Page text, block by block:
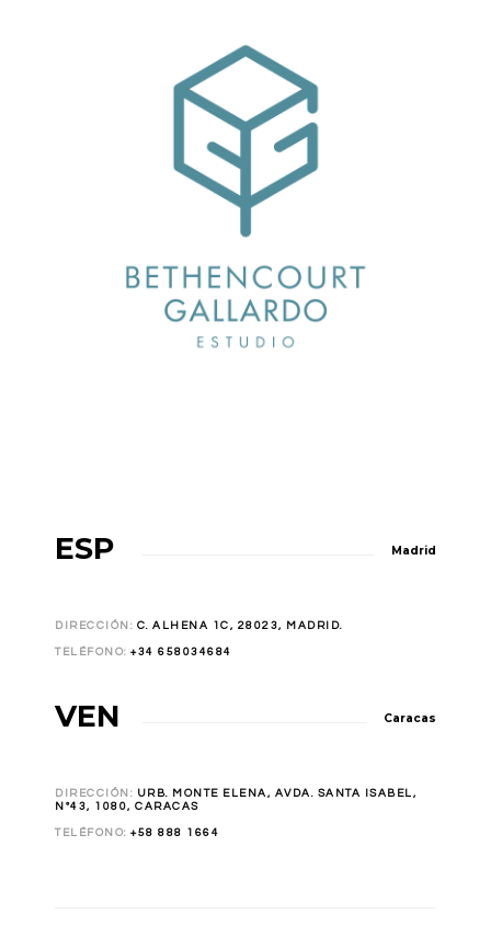
ESP Madrid
DIRECCIÓN: C. ALHENA 1C, 28023, MADRID.
TELÉFONO: +34 658034684
VEN Caracas
DIRECCIÓN: URB. MONTE ELENA, AVDA. SANTA ISABEL,
Nº43, 1080, CARACAS
TELÉFONO: +58 888 1664